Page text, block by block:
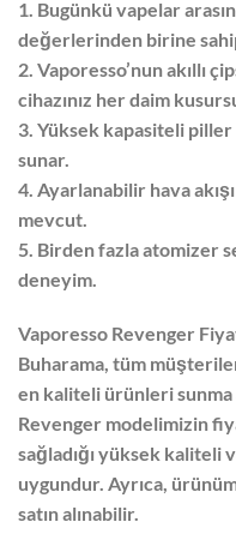
1. Bugünkü vapelar
değerlerinden birine
2. Vaporesso’nun akıllı
cihazınız her daim
3. Yüksek kapasiteli piller
sunar.
4. Ayarlanabilir hava
mevcut.
5. Birden fazla atomizer
deneyim.
Vaporesso Revenger
Buharama, tüm
en kaliteli ürünleri sunma
Revenger modelimizin
sağladığı yüksek kaliteli
uygundur. Ayrıca,
satın alınabilir.